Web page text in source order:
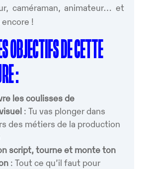
caméraman, animateur… et
!
OBJECTIFS DE CETTE
:
les coulisses de
: Tu vas plonger dans
des métiers de la production
script, tourne et monte ton
: Tout ce qu’il faut pour